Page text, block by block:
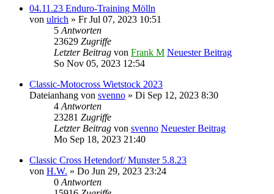
04.11.23 Enduro-Training Mölln
von ulrich » Fr Jul 07, 2023 10:51
5 Antworten
23629 Zugriffe
Letzter Beitrag von Frank M Neuester Beitrag
So Nov 05, 2023 12:54
Classic-Motocross Wietstock 2023
Dateianhang von svenno » Di Sep 12, 2023 8:30
4 Antworten
23281 Zugriffe
Letzter Beitrag von svenno Neuester Beitrag
Mo Sep 18, 2023 21:40
Classic Cross Hetendorf/ Munster 5.8.23
von H.W. » Do Jun 29, 2023 23:24
0 Antworten